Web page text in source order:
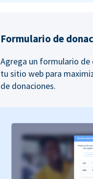
Formulario de
Agrega un formulario
tu sitio web para
de donaciones.